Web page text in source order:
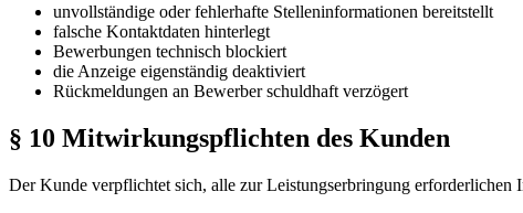
unvollständige oder fehlerhafte Stelleninformationen bereitstellt
falsche Kontaktdaten hinterlegt
Bewerbungen technisch blockiert
die Anzeige eigenständig deaktiviert
Rückmeldungen an Bewerber schuldhaft verzögert
§ 10 Mitwirkungspflichten des Kunden
Der Kunde verpflichtet sich, alle zur Leistungserbringung erforderlichen